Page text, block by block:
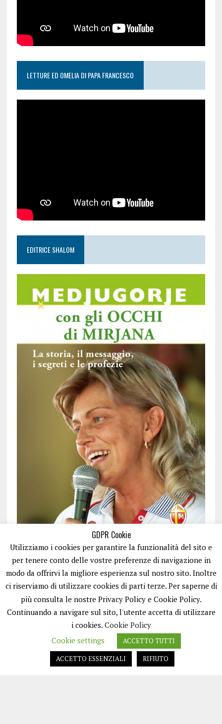
LETTURE ED OMELIA DI PAPA FRANCESCO
EDITRICE SHALOM
ISCRIVITI
GDPR Cookie
Utilizziamo i cookies per garantire la funzionalità del sito e
per tenere conto delle vostre preferenze di navigazione in
modo da offrirvi la migliore esperienza sul nostro sito. Inoltre
ci riserviamo di utilizzare cookies di parti terze. Per saperne di
più consulta le nostre Privacy Policy e Cookie Policy.
Continuando a navigare sul sito, l'utente accetta di utilizzare
i cookies. Cookie Policy
Cookie settings
ACCETTO TUTTI
ACCETTO ESSENZIALI
RIFIUTO